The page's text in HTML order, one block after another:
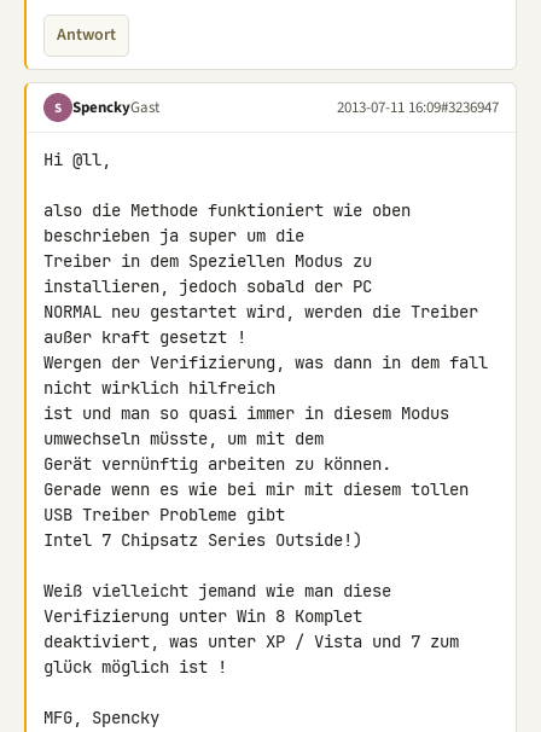
Antwort
S SpenckyGast 2013-07-11 16:09#3236947
Hi @ll,
also die Methode funktioniert wie oben
beschrieben ja super um die
Treiber in dem Speziellen Modus zu
installieren, jedoch sobald der PC
NORMAL neu gestartet wird, werden die Treiber
außer kraft gesetzt !
Wergen der Verifizierung, was dann in dem fall
nicht wirklich hilfreich
ist und man so quasi immer in diesem Modus
umwechseln müsste, um mit dem
Gerät vernünftig arbeiten zu können.
Gerade wenn es wie bei mir mit diesem tollen
USB Treiber Probleme gibt
Intel 7 Chipsatz Series Outside!)
Weiß vielleicht jemand wie man diese
Verifizierung unter Win 8 Komplet
deaktiviert, was unter XP / Vista und 7 zum
glück möglich ist !
MFG, Spencky